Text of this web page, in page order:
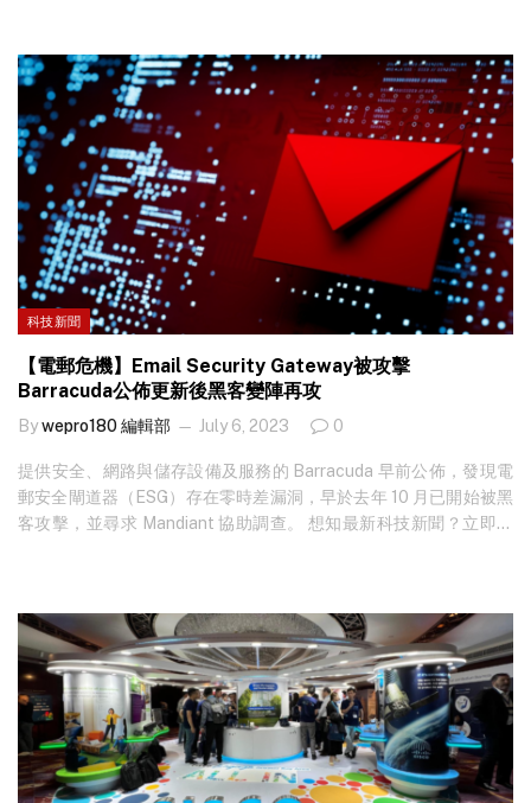
科技新聞
【電郵危機】Email Security Gateway被攻擊
Barracuda公佈更新後黑客變陣再攻
Bywepro180 編輯部 July 6, 2023 0
提供安全、網路與儲存設備及服務的 Barracuda 早前公佈，發現電
郵安全閘道器（ESG）存在零時差漏洞，早於去年 10 月已開始被黑
客攻擊，並尋求 Mandiant 協助調查。 想知最新科技新聞？立即免
ESG 受影響。經…